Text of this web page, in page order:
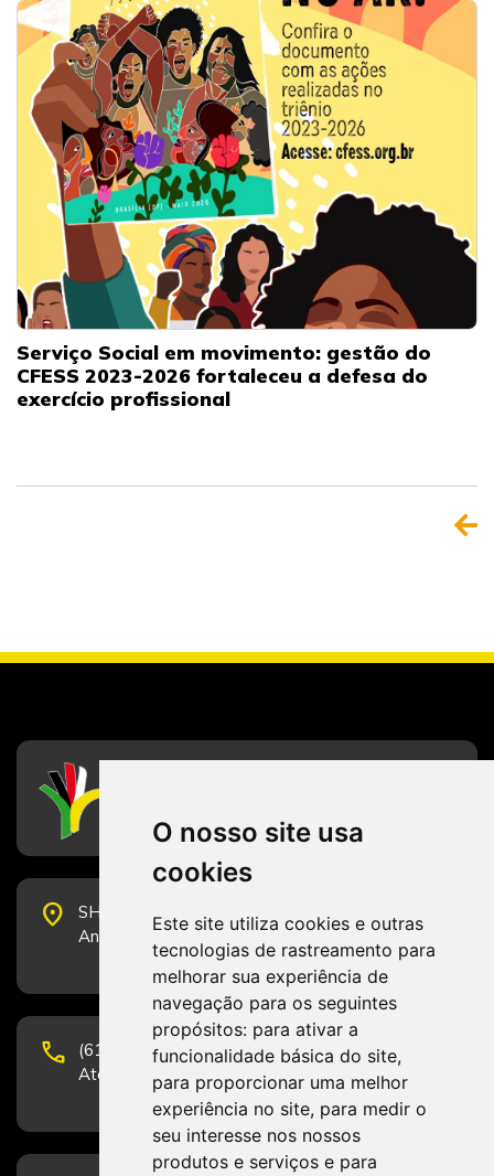
O nosso site usa
cookies
Este site utiliza cookies e outras
tecnologias de rastreamento para
melhorar sua experiência de
navegação para os seguintes
propósitos: para ativar a
funcionalidade básica do site,
para proporcionar uma melhor
experiência no site, para medir o
seu interesse nos nossos
produtos e serviços e para
Serviço Social em movimento: gestão do
CFESS 2023-2026 fortaleceu a defesa do
exercício profissional
place
SHS Quadra 6, Bloco E, Complexo Brasil 21, 20º
Andar, Sala 2001 - CEP 70322-915 - Brasília/DF
phone
(61) 3223-1652 e (61) 98131-3801.
Atendimento por telefone em horário comercial